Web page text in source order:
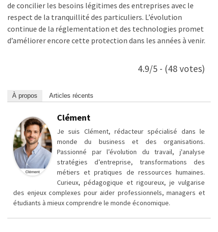
de concilier les besoins légitimes des entreprises avec le
respect de la tranquillité des particuliers. L’évolution
continue de la réglementation et des technologies promet
d’améliorer encore cette protection dans les années à venir.
4.9/5 - (48 votes)
À propos Articles récents
Clément
Je suis Clément, rédacteur spécialisé dans le
monde du business et des organisations.
Passionné par l’évolution du travail, j'analyse
stratégies d’entreprise, transformations des
métiers et pratiques de ressources humaines.
Curieux, pédagogique et rigoureux, je vulgarise
des enjeux complexes pour aider professionnels, managers et
étudiants à mieux comprendre le monde économique.